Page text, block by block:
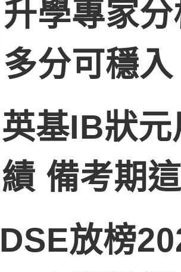
升學專家
多分可穩
英基IB狀
績 備考期
DSE放榜